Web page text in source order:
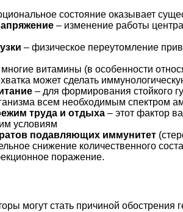
состояние оказывает
– изменение работы
– физическое переутомление
витамины (в особенности
может сделать
– для формирования стойкого
всем необходимым спектром
труда и отдыха – этот фактор
условиям
подавляющих иммунитет
снижение количественного
поражение.
могут стать причиной обострения